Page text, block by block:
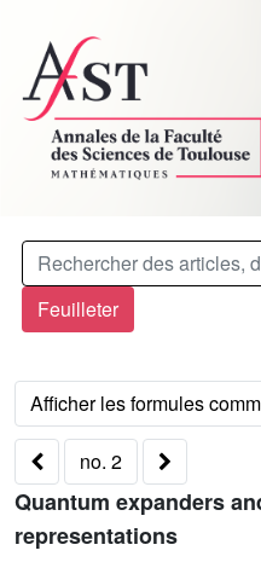
Feuilleter
no. 2
Quantum expanders
representations